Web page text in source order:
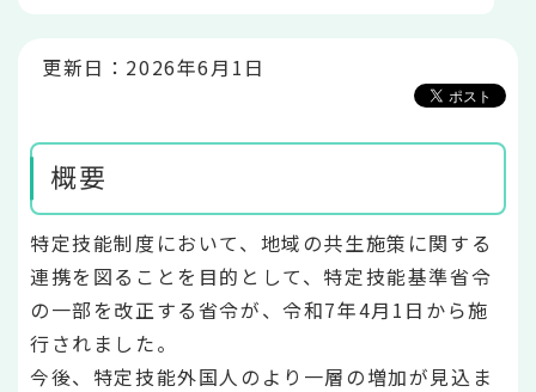
更新日：2026年6月1日
概要
特定技能制度において、地域の共生施策に関する
連携を図ることを目的として、特定技能基準省令
の一部を改正する省令が、令和7年4月1日から施
行されました。
今後、特定技能外国人のより一層の増加が見込ま